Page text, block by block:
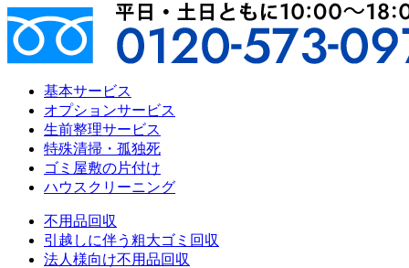
基本サービス
オプションサービス
生前整理サービス
特殊清掃・孤独死
ゴミ屋敷の片付け
ハウスクリーニング
不用品回収
引越しに伴う粗大ゴミ回収
法人様向け不用品回収